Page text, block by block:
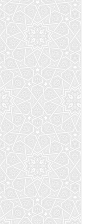
t
u
l
U
l
a
m
a
(
P
C
N
U
)
a
k
a
r
t
a